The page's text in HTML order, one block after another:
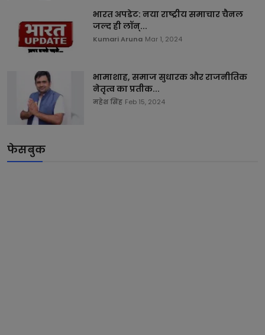
भारत अपडेट: नया राष्ट्रीय समाचार चैनल
जल्द ही लॉन्...
Kumari Aruna Mar 1, 2024
भामाशाह, समाज सुधारक और राजनीतिक
नेतृत्व का प्रतीक...
महेश सिंह Feb 15, 2024
फेसबुक